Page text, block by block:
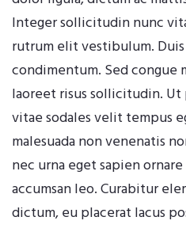
Integer sollicitudin nunc
rutrum elit vestibulum.
condimentum. Sed congue
laoreet risus sollicitudin.
vitae sodales velit tempus
malesuada non venenatis
nec urna eget sapien
accumsan leo. Curabitur
dictum, eu placerat lacus